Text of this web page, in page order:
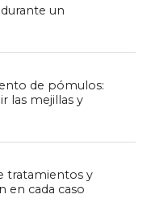
un
de pómulos:
las mejillas y
tratamientos y
en cada caso